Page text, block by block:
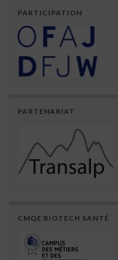
PARTICIPATION
PARTENARIAT
CMQE BIOTECH SANTÉ